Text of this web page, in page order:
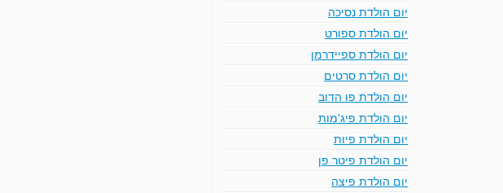
יום הולדת נסיכה
יום הולדת ספורט
יום הולדת ספיידרמן
יום הולדת סרטים
יום הולדת פו הדוב
יום הולדת פיג'מות
יום הולדת פיות
יום הולדת פיטר פן
יום הולדת פיצה